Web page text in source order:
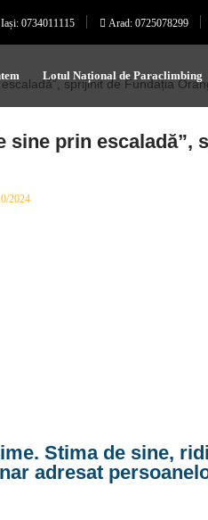
Iași: 0734011115 Arad: 0725078299
Lotul Național de Paraclimbing
sine prin escaladă”,
2024
Stima de sine,
adresat